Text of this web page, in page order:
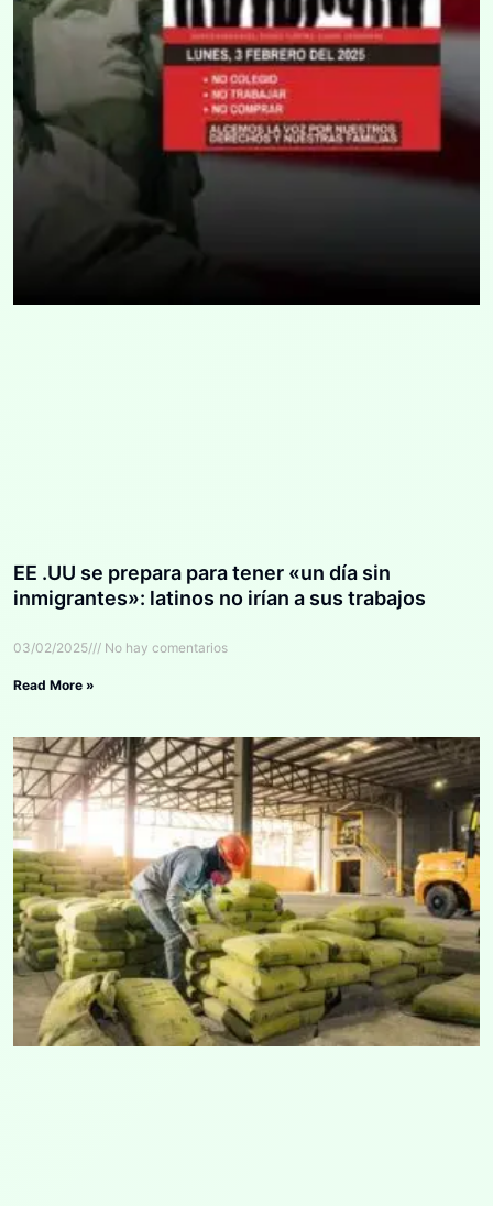
EE .UU se prepara para tener «un día sin
inmigrantes»: latinos no irían a sus trabajos
03/02/2025 No hay comentarios
Read More »